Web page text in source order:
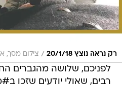
רק נראה נוצץ 20/1/18 / צילום מסך,
לפניכם, שלושה מהגברים
רבים, שאולי יודעים שזכו